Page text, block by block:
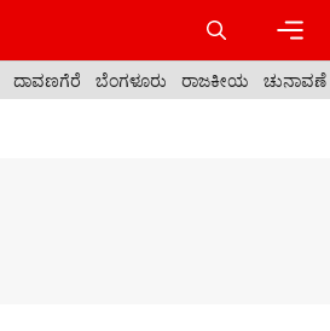
ದಾವಣಗೆರೆ ಬೆಂಗಳೂರು ರಾಜಕೀಯ ಚುನಾವಣೆ